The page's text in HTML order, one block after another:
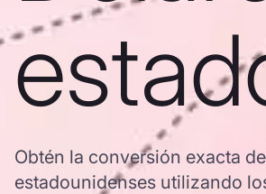
Obtén la conversión exacta
estadounidenses utilizando